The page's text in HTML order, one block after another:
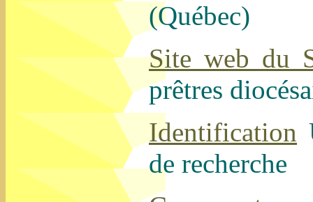
(Québec)
Site web du
prêtres
Identification
de recherche